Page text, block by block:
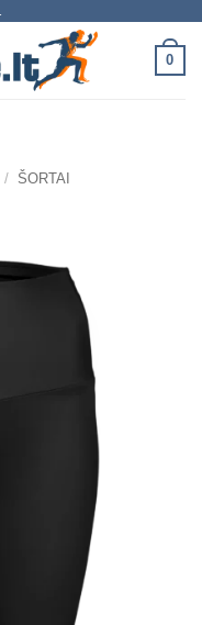
0
/ ŠORTAI